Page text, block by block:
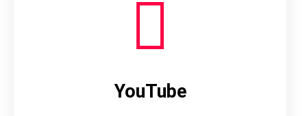
YouTube